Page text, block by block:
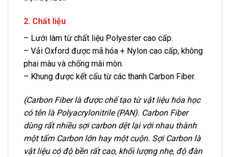
2. Chất liệu
– Lưới làm từ chất liệu Polyester cao cấp.
– Vải Oxford được mã hóa + Nylon cao cấp, không
phai màu và chống mài mòn.
– Khung được kết cấu từ các thanh Carbon Fiber.
(Carbon Fiber là được chế tạo từ vật liệu hóa học
có tên là Polyacrylonitrile (PAN). Carbon Fiber
dùng rất nhiều sợi carbon dệt lại với nhau thành
một tấm Carbon lớn hay một cuộn. Sợi Carbon là
vật liệu có độ bền rất cao, khối lượng nhẹ, độ đàn